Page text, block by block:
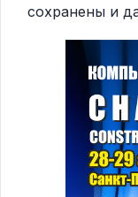
сохранены и